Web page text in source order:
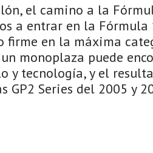
el camino a la
a entrar en la Fórmula
firme en la máxima
monoplaza puede
y tecnología, y el
Series del 2005 y